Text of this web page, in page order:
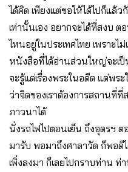
ได้คิด เพียงแต่ขอให้ได้ไปก็แล้
เท่านั้นเอง อยากจะได้ที่สงบ
ไหนอยู่ในประเทศไทย เพราะ
หนังสือที่ได้อ่านส่วนใหญ่จะเป็
จะรู้แต่เรื่องพระในอดีต แต่พ
ว่าจิตของเราต้องการสถานที่
ภาวนาได้
นั่งรถไฟไปตอนเย็น ถึงอุดรฯ
มารับ พอมาถึงศาลาวัด ก็พอ
เพิ่งลงมา ก็เลยไปกราบท่าน ท่